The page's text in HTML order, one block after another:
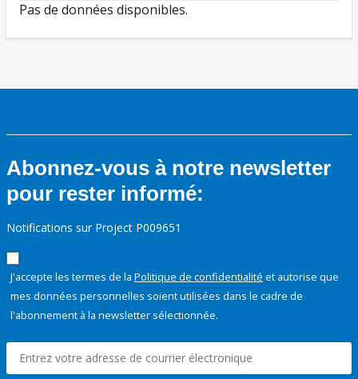
Pas de données disponibles.
Abonnez-vous à notre newsletter
pour rester informé:
Notifications sur Project P009651
J'accepte les termes de la Politique de confidentialité et autorise que
mes données personnelles soient utilisées dans le cadre de
l'abonnement à la newsletter sélectionnée.